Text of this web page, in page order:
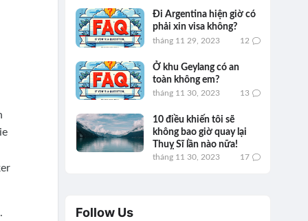
Đi Argentina hiện giờ có
phải xin visa không?
tháng 11 29, 2023 12
Ở khu Geylang có an
toàn không em?
tháng 11 30, 2023 13
10 điều khiến tôi sẽ
không bao giờ quay lại
Thuỵ Sĩ lần nào nữa!
tháng 11 30, 2023 17
Follow Us